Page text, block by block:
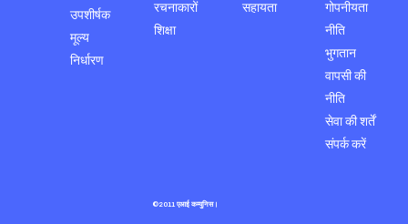
उपशीर्षक
मूल्य
निर्धारण
रचनाकारों
शिक्षा
सहायता
गोपनीयता
नीति
भुगतान
वापसी की
नीति
सेवा की शर्तें
संपर्क करें
©2011 एआई कम्युनिस।